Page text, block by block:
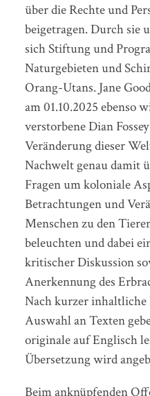
über die Rechte und
beigetragen. Durch sie
sich Stiftung und
Naturgebieten und
Orang-Utans. Jane
am 01.10.2025 ebenso
verstorbene Dian
Veränderung dieser
Nachwelt genau damit
Fragen um koloniale
Betrachtungen und
Menschen zu den
beleuchten und dabei
kritischer Diskussion
Anerkennung des
Nach kurzer
Auswahl an Texten
originale auf Englisch
Übersetzung wird
Beim anknüpfenden